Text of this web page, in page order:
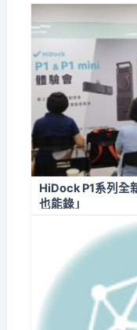
HiDock P1系列全
也能錄」